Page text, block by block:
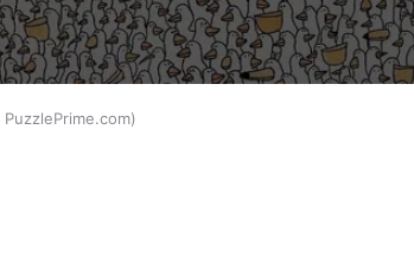
PuzzlePrime.com